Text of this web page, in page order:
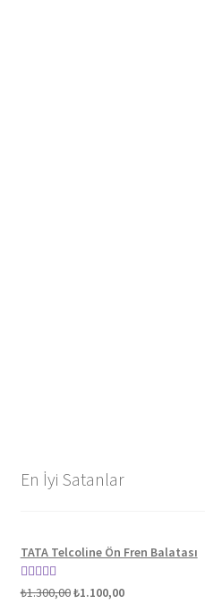
En İyi Satanlar
TATA Telcoline Ön Fren Balatası
5 üzerinden
₺1.300,00Orijinal
₺1.100,00Şu